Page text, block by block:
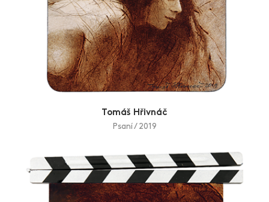
Tomáš Hřivnáč
Psaní / 2019